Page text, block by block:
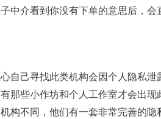
中介看到你没有下单的意思后，会
自己寻找此类机构会因个人隐私泄
那些小作坊和个人工作室才会出
构不同，他们有一套非常完善的